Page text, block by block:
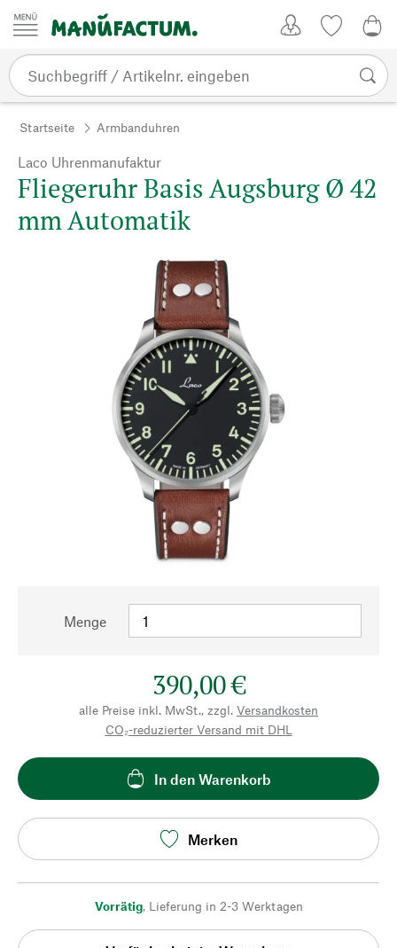
Zum Inhalt springen
Startseite Armbanduhren
Laco Uhrenmanufaktur
Fliegeruhr Basis Augsburg Ø 42
mm Automatik
Menge
390,00 €
alle Preise inkl. MwSt., zzgl. Versandkosten
CO₂-reduzierter Versand mit DHL
In den Warenkorb
Merken
Vorrätig, Lieferung in 2-3 Werktagen